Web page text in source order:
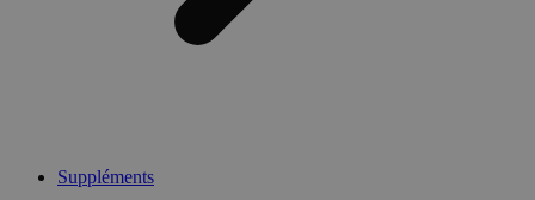
Suppléments